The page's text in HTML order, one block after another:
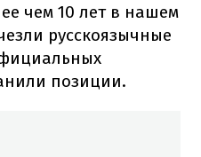
чем 10 лет в нашем
русскоязычные
позиции.